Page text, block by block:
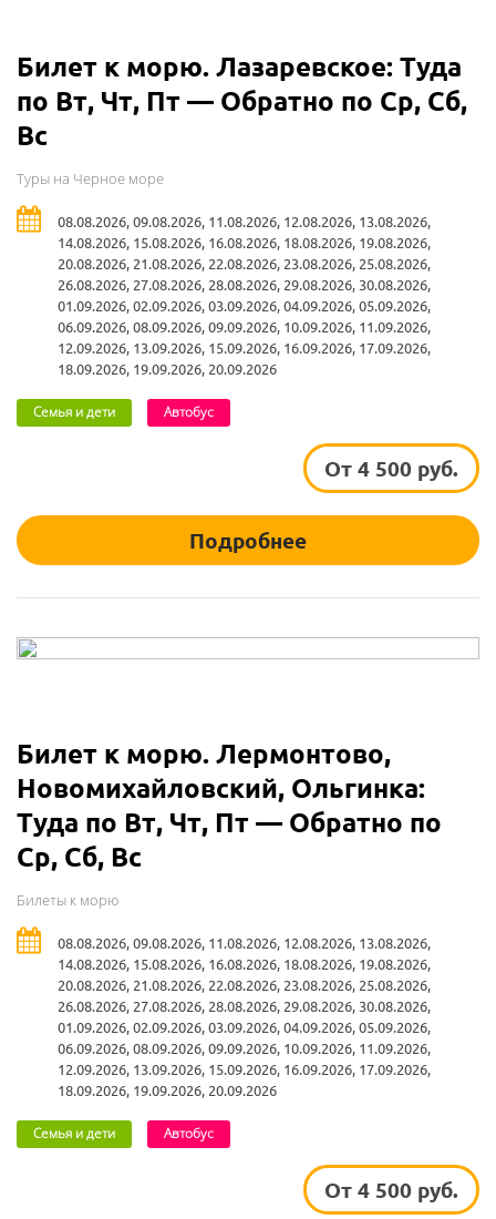
Билет к морю. Лазаревское: Туда
по Вт, Чт, Пт — Обратно по Ср, Сб,
Вс
Туры на Черное море
08.08.2026, 09.08.2026, 11.08.2026, 12.08.2026, 13.08.2026,
14.08.2026, 15.08.2026, 16.08.2026, 18.08.2026, 19.08.2026,
20.08.2026, 21.08.2026, 22.08.2026, 23.08.2026, 25.08.2026,
26.08.2026, 27.08.2026, 28.08.2026, 29.08.2026, 30.08.2026,
01.09.2026, 02.09.2026, 03.09.2026, 04.09.2026, 05.09.2026,
06.09.2026, 08.09.2026, 09.09.2026, 10.09.2026, 11.09.2026,
12.09.2026, 13.09.2026, 15.09.2026, 16.09.2026, 17.09.2026,
18.09.2026, 19.09.2026, 20.09.2026
Семья и дети Автобус
От 4 500 руб.
Подробнее
Билет к морю. Лермонтово,
Новомихайловский, Ольгинка:
Туда по Вт, Чт, Пт — Обратно по
Ср, Сб, Вс
Билеты к морю
08.08.2026, 09.08.2026, 11.08.2026, 12.08.2026, 13.08.2026,
14.08.2026, 15.08.2026, 16.08.2026, 18.08.2026, 19.08.2026,
20.08.2026, 21.08.2026, 22.08.2026, 23.08.2026, 25.08.2026,
26.08.2026, 27.08.2026, 28.08.2026, 29.08.2026, 30.08.2026,
01.09.2026, 02.09.2026, 03.09.2026, 04.09.2026, 05.09.2026,
06.09.2026, 08.09.2026, 09.09.2026, 10.09.2026, 11.09.2026,
12.09.2026, 13.09.2026, 15.09.2026, 16.09.2026, 17.09.2026,
18.09.2026, 19.09.2026, 20.09.2026
Семья и дети Автобус
От 4 500 руб.